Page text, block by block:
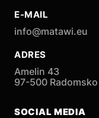
E-MAIL
info@matawi.eu
ADRES
Amelin 43
97-500 Radomsko
SOCIAL MEDIA